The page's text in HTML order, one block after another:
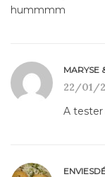
hummmm
MARYSE
22/01/
A tester